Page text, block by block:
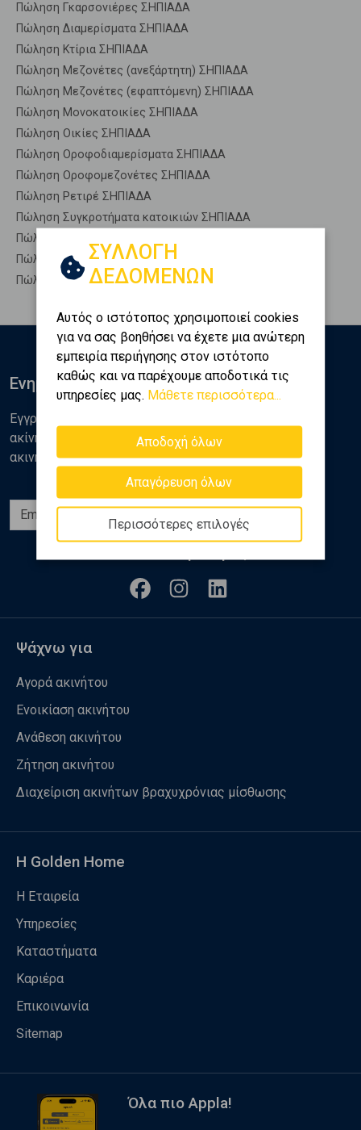
Πώληση Γκαρσονιέρες ΣΗΠΙΑΔΑ
Πώληση Διαμερίσματα ΣΗΠΙΑΔΑ
Πώληση Κτίρια ΣΗΠΙΑΔΑ
Πώληση Μεζονέτες (ανεξάρτητη) ΣΗΠΙΑΔΑ
Πώληση Μεζονέτες (εφαπτόμενη) ΣΗΠΙΑΔΑ
Πώληση Μονοκατοικίες ΣΗΠΙΑΔΑ
Πώληση Οικίες ΣΗΠΙΑΔΑ
Πώληση Οροφοδιαμερίσματα ΣΗΠΙΑΔΑ
Πώληση Οροφομεζονέτες ΣΗΠΙΑΔΑ
Πώληση Ρετιρέ ΣΗΠΙΑΔΑ
Πώληση Συγκροτήματα κατοικιών ΣΗΠΙΑΔΑ
Πώληση Υπόγεια ΣΗΠΙΑΔΑ
Πώληση Υπόσκαφα ΣΗΠΙΑΔΑ
Πώληση Υπολ. υψουν ΣΗΠΙΑΔΑ
ΣΥΛΛΟΓΗ
ΔΕΔΟΜΕΝΩΝ
Αυτός ο ιστότοπος χρησιμοποιεί cookies
για να σας βοηθήσει να έχετε μια ανώτερη
εμπειρία περιήγησης στον ιστότοπο
καθώς και να παρέχουμε αποδοτικά τις
υπηρεσίες μας. Μάθετε περισσότερα...
Αποδοχή όλων
Απαγόρευση όλων
Περισσότερες επιλογές
Ενημερωθείτε
Εγγραφείτε στο newsletter της Golden Home για νέα
ακίνητα, αναλύσεις και διάφορα θέματα της αγοράς
ακινήτων
Ψάχνω για
Αγορά ακινήτου
Ενοικίαση ακινήτου
Ανάθεση ακινήτου
Ζήτηση ακινήτου
Διαχείριση ακινήτων βραχυχρόνιας μίσθωσης
Η Golden Home
Η Εταιρεία
Υπηρεσίες
Καταστήματα
Καριέρα
Επικοινωνία
Sitemap
Όλα πιο Appla!